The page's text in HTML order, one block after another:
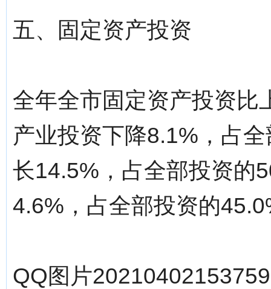
五、固定资产投资
全年全市固定资产投资比
产业投资下降8.1%，占
长14.5%，占全部投资的
4.6%，占全部投资的
QQ图片